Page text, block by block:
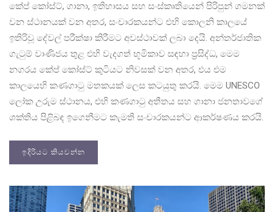
කේප් කෝස්ට්, ගානා, ඉතිහාසය සහ සංස්කෘතියෙන් පිරිපුන් ගමනක්
වන ස්ථානයක් වන අතර, සංචාරකයන්ට එහි කොලනි කාලයේ
ඉතිරිවූ දේවල් පරීක්ෂා කිරීමට අවස්ථාවක් ලබා දෙයි. අන්තර්ජාතික
ගැටුම් වාණිජය තුළ එහි වැදගත් භූමිකාව සඳහා ප්‍රසිද්ධ, මෙම
නගරය කේප් කෝස්ට් කුටියට නිවසක් වන අතර, එය එම
කාලයෙහි කණගාටු මතකයක් ලෙස කටයුතු කරයි. මෙම UNESCO
ලෝක උරුම ස්ථානය, එහි කණගාටු අතීතය සහ ගානා ජනතාවගේ
ශක්තිය පිළිබඳ ඉගෙනීමට කැමති සංචාරකයන්ට ආකර්ෂණය කරයි.
ඉදිරියට කියවන්න